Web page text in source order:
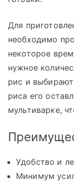
Для
необходимо
некоторое
нужное
рис и
риса его
мультиварке,
Удобство и
Минимум